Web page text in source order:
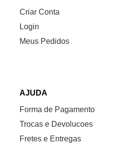
Criar Conta
Login
Meus Pedidos
AJUDA
Forma de Pagamento
Trocas e Devolucoes
Fretes e Entregas